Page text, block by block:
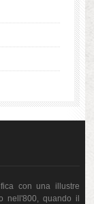
con una illustre
nell'800, quando il